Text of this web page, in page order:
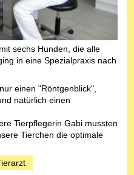
mit sechs Hunden, die alle
in eine Spezialpraxis nach
einen "Röntgenblick",
natürlich einen
Tierpflegerin Gabi mussten
Tierchen die optimale